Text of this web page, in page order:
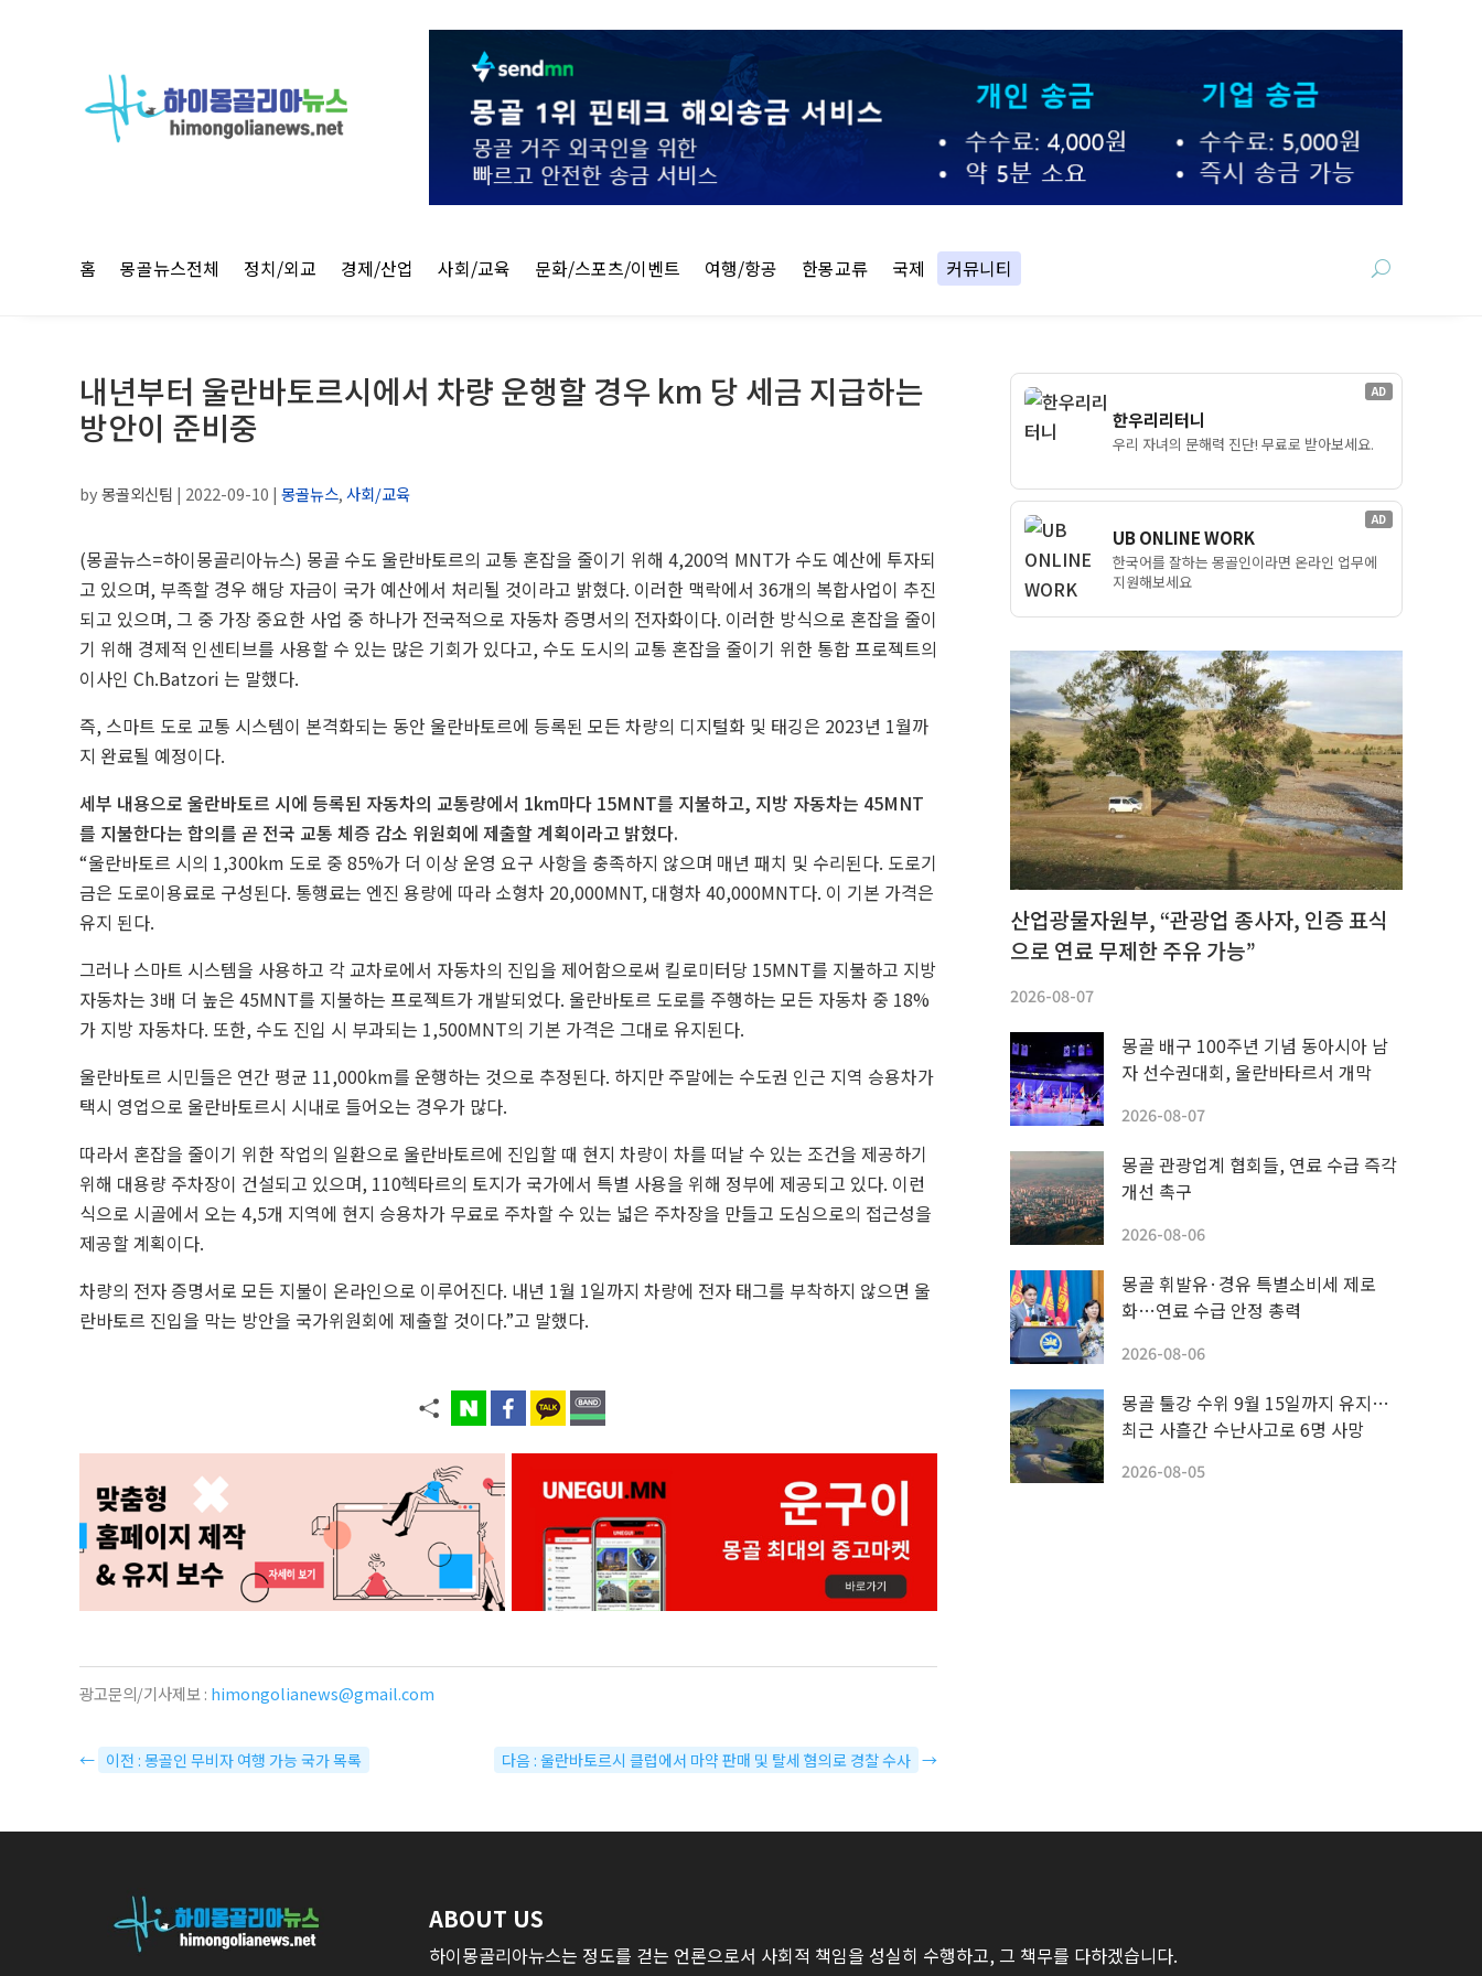
홈 몽골뉴스전체 정치/외교 경제/산업 사회/교육 문화/스포츠/이벤트 여행/항공 한몽교류 국제 커뮤니티
내년부터 울란바토르시에서 차량 운행할 경우 km 당 세금 지급하는
방안이 준비중
by몽골외신팀 | 2022-09-10 | 몽골뉴스,사회/교육
(몽골뉴스=하이몽골리아뉴스) 몽골 수도 울란바토르의 교통 혼잡을 줄이기 위해 4,200억 MNT가 수도 예산에 투자되
고 있으며, 부족할 경우 해당 자금이 국가 예산에서 처리될 것이라고 밝혔다. 이러한 맥락에서 36개의 복합사업이 추진
되고 있으며, 그 중 가장 중요한 사업 중 하나가 전국적으로 자동차 증명서의 전자화이다. 이러한 방식으로 혼잡을 줄이
기 위해 경제적 인센티브를 사용할 수 있는 많은 기회가 있다고, 수도 도시의 교통 혼잡을 줄이기 위한 통합 프로젝트의
이사인 Ch.Batzori 는 말했다.
즉, 스마트 도로 교통 시스템이 본격화되는 동안 울란바토르에 등록된 모든 차량의 디지털화 및 태깅은 2023년 1월까
지 완료될 예정이다.
세부 내용으로 울란바토르 시에 등록된 자동차의 교통량에서 1km마다 15MNT를 지불하고, 지방 자동차는 45MNT
를 지불한다는 합의를 곧 전국 교통 체증 감소 위원회에 제출할 계획이라고 밝혔다.
“울란바토르 시의 1,300km 도로 중 85%가 더 이상 운영 요구 사항을 충족하지 않으며 매년 패치 및 수리된다. 도로기
금은 도로이용료로 구성된다. 통행료는 엔진 용량에 따라 소형차 20,000MNT, 대형차 40,000MNT다. 이 기본 가격은
유지 된다.
그러나 스마트 시스템을 사용하고 각 교차로에서 자동차의 진입을 제어함으로써 킬로미터당 15MNT를 지불하고 지방
자동차는 3배 더 높은 45MNT를 지불하는 프로젝트가 개발되었다. 울란바토르 도로를 주행하는 모든 자동차 중 18%
가 지방 자동차다. 또한, 수도 진입 시 부과되는 1,500MNT의 기본 가격은 그대로 유지된다.
울란바토르 시민들은 연간 평균 11,000km를 운행하는 것으로 추정된다. 하지만 주말에는 수도권 인근 지역 승용차가
택시 영업으로 울란바토르시 시내로 들어오는 경우가 많다.
따라서 혼잡을 줄이기 위한 작업의 일환으로 울란바토르에 진입할 때 현지 차량이 차를 떠날 수 있는 조건을 제공하기
위해 대용량 주차장이 건설되고 있으며, 110헥타르의 토지가 국가에서 특별 사용을 위해 정부에 제공되고 있다. 이런
식으로 시골에서 오는 4,5개 지역에 현지 승용차가 무료로 주차할 수 있는 넓은 주차장을 만들고 도심으로의 접근성을
제공할 계획이다.
차량의 전자 증명서로 모든 지불이 온라인으로 이루어진다. 내년 1월 1일까지 차량에 전자 태그를 부착하지 않으면 울
란바토르 진입을 막는 방안을 국가위원회에 제출할 것이다.”고 말했다.
광고문의/기사제보 : himongolianews@gmail.com
← 이전 : 몽골인 무비자 여행 가능 국가 목록 다음 : 울란바토르시 클럽에서 마약 판매 및 탈세 혐의로 경찰 수사 →
AD
한우리리터니
우리 자녀의 문해력 진단! 무료로 받아보세요.
AD
UB ONLINE WORK
한국어를 잘하는 몽골인이라면 온라인 업무에
지원해보세요
산업광물자원부, “관광업 종사자, 인증 표식
으로 연료 무제한 주유 가능”
2026-08-07
몽골 배구 100주년 기념 동아시아 남
자 선수권대회, 울란바타르서 개막
2026-08-07
몽골 관광업계 협회들, 연료 수급 즉각
개선 촉구
2026-08-06
몽골 휘발유·경유 특별소비세 제로
화…연료 수급 안정 총력
2026-08-06
몽골 툴강 수위 9월 15일까지 유지…
최근 사흘간 수난사고로 6명 사망
2026-08-05
ABOUT US
하이몽골리아뉴스는 정도를 걷는 언론으로서 사회적 책임을 성실히 수행하고, 그 책무를 다하겠습니다.